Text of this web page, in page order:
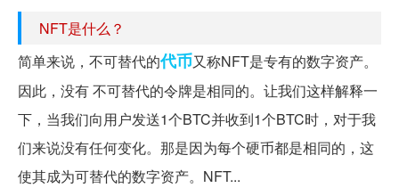
NFT是什么？
简单来说，不可替代的代币又称NFT是专有的数字资产。
因此，没有 不可替代的令牌是相同的。让我们这样解释一
下，当我们向用户发送1个BTC并收到1个BTC时，对于我
们来说没有任何变化。那是因为每个硬币都是相同的，这
使其成为可替代的数字资产。NFT...